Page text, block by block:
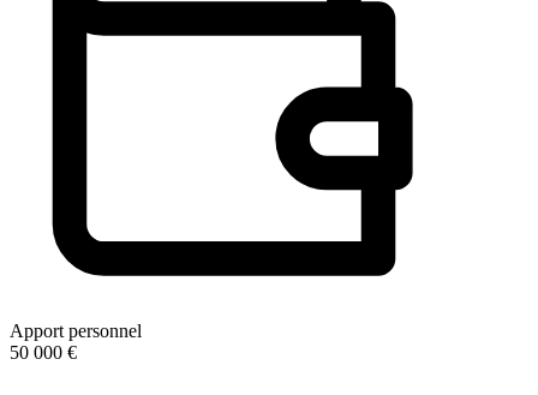
Apport personnel
50 000 €